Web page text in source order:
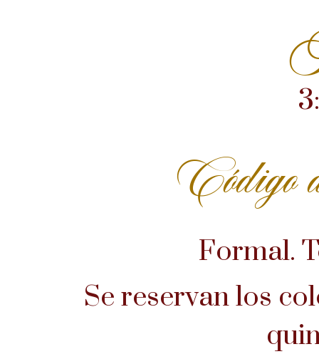
Código
Formal.
Se reservan los